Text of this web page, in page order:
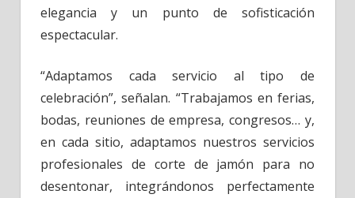
elegancia y un punto de sofisticación
espectacular.
“Adaptamos cada servicio al tipo de
celebración”, señalan. “Trabajamos en ferias,
bodas, reuniones de empresa, congresos… y,
en cada sitio, adaptamos nuestros servicios
profesionales de corte de jamón para no
desentonar, integrándonos perfectamente